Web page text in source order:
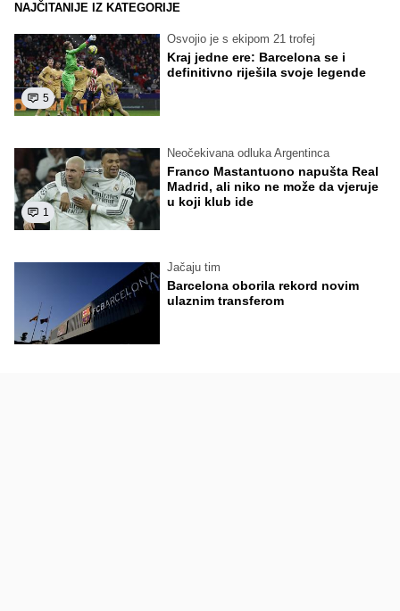
NAJČITANIJE IZ KATEGORIJE
5
Osvojio je s ekipom 21 trofej
Kraj jedne ere: Barcelona se i
definitivno riješila svoje legende
1
Neočekivana odluka Argentinca
Franco Mastantuono napušta Real
Madrid, ali niko ne može da vjeruje
u koji klub ide
Jačaju tim
Barcelona oborila rekord novim
ulaznim transferom